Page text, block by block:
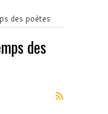
des poètes
des